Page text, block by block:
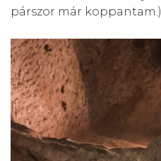
párszor már koppantam.)